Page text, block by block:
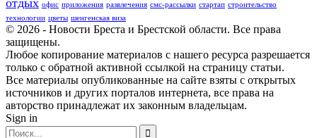
офис приложения развлечения смс-рассылки стартап строительство
технологии цветы шенгенская виза
© 2026 - Новости Бреста и Брестской области. Все права
защищены.
Любое копирование материалов с нашего ресурса разрешается
только с обратной активной ссылкой на страницу статьи.
Все материалы опубликованные на сайте взяты с открытых
источников и других порталов интернета, все права на
авторство принадлежат их законным владельцам.
Sign in